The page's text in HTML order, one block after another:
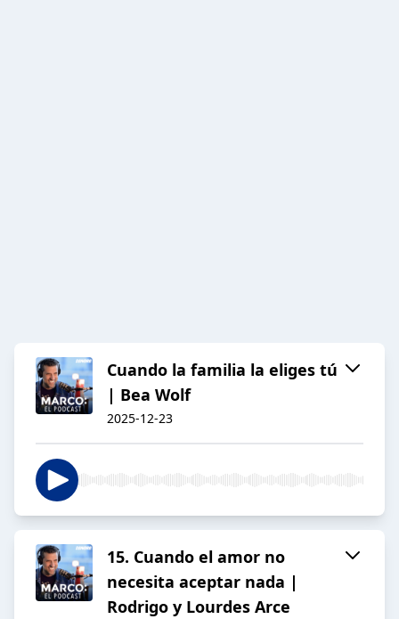
Cuando la familia la eliges tú
| Bea Wolf
2025-12-23
15. Cuando el amor no
necesita aceptar nada |
Rodrigo y Lourdes Arce